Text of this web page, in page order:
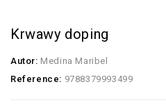
Krwawy doping
Autor: Medina Maribel
Reference: 9788379993499